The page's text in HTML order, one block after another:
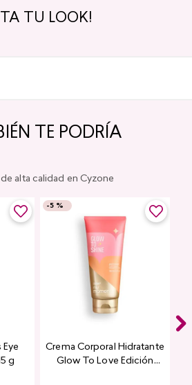
TU LOOK!
TE PODRÍA
alta calidad en Cyzone
g
-5 %
Crema Corporal Hidratante
Glow To Love Edición